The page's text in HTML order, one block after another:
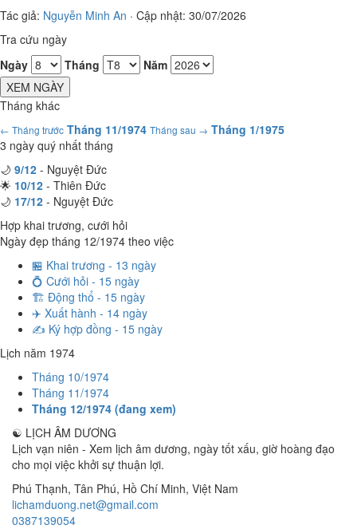
Tác giả: Nguyễn Minh An · Cập nhật: 30/07/2026
Tra cứu ngày
Ngày
Tháng
Năm
XEM NGÀY
Tháng khác
← Tháng trước Tháng 11/1974 Tháng sau → Tháng 1/1975
3 ngày quý nhất tháng
🌙 9/12 - Nguyệt Đức
🌟 10/12 - Thiên Đức
🌙 17/12 - Nguyệt Đức
Hợp khai trương, cưới hỏi
Ngày đẹp tháng 12/1974 theo việc
🏪 Khai trương - 13 ngày
💍 Cưới hỏi - 15 ngày
🏗️ Động thổ - 15 ngày
✈️ Xuất hành - 14 ngày
✍️ Ký hợp đồng - 15 ngày
Lịch năm 1974
Tháng 10/1974
Tháng 11/1974
Tháng 12/1974 (đang xem)
☯ LỊCH ÂM DƯƠNG
Lịch vạn niên - Xem lịch âm dương, ngày tốt xấu, giờ hoàng đạo
cho mọi việc khởi sự thuận lợi.
Phú Thạnh, Tân Phú, Hồ Chí Minh, Việt Nam
lichamduong.net@gmail.com
0387139054